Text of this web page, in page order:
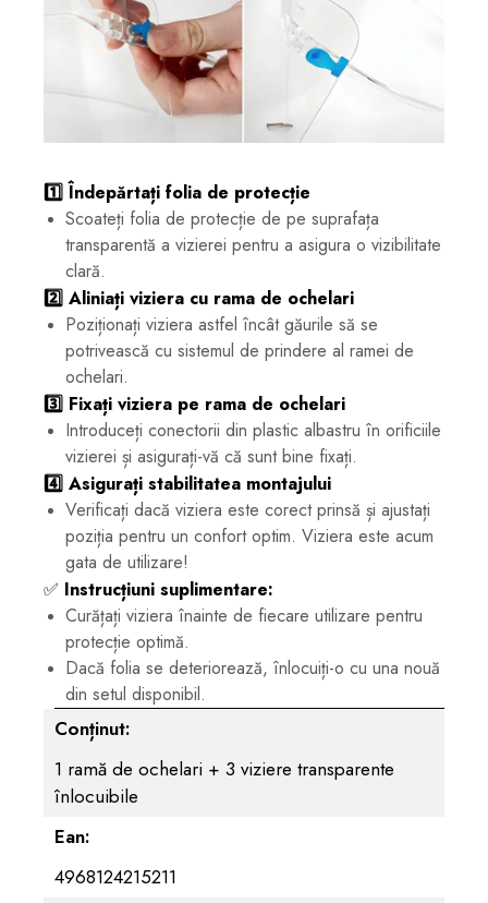
1️⃣ Îndepărtați folia de protecție
Scoateți folia de protecție de pe suprafața
transparentă a vizierei pentru a asigura o vizibilitate
clară.
2️⃣ Aliniați viziera cu rama de ochelari
Poziționați viziera astfel încât găurile să se
potrivească cu sistemul de prindere al ramei de
ochelari.
3️⃣ Fixați viziera pe rama de ochelari
Introduceți conectorii din plastic albastru în orificiile
vizierei și asigurați-vă că sunt bine fixați.
4️⃣ Asigurați stabilitatea montajului
Verificați dacă viziera este corect prinsă și ajustați
poziția pentru un confort optim. Viziera este acum
gata de utilizare!
✅ Instrucțiuni suplimentare:
Curățați viziera înainte de fiecare utilizare pentru
protecție optimă.
Dacă folia se deteriorează, înlocuiți-o cu una nouă
din setul disponibil.
Conținut:
1 ramă de ochelari + 3 viziere transparente
înlocuibile
Ean:
4968124215211